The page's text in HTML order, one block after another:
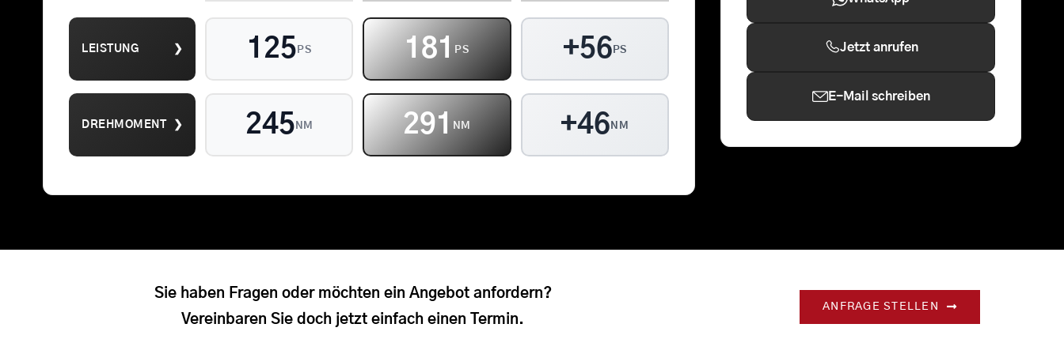
Kontakt
LEISTUNG ❯ 125 PS 181 PS +56 PS
DREHMOMENT ❯ 245 NM 291 NM +46 NM
Jetzt anrufen
E-Mail schreiben
Sie haben Fragen oder möchten ein Angebot anfordern?
Vereinbaren Sie doch jetzt einfach einen Termin.
ANFRAGE STELLEN